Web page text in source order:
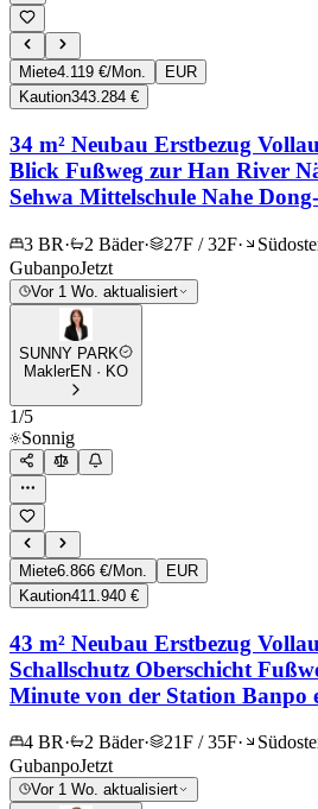
Miete4.119 €/Mon.
EUR
Kaution343.284 €
34 m² Neubau Erstbezug
Blick Fußweg zur Han River
Sehwa Mittelschule Nahe
3 BR· 2 Bäder· 27F / 32F·
GubanpoJetzt
Vor 1 Wo. aktualisiert
SUNNY PARK
MaklerEN · KO
1/5
Sonnig
Miete6.866 €/Mon.
EUR
Kaution411.940 €
43 m² Neubau Erstbezug
Schallschutz Oberschicht
Minute von der Station Banpo
4 BR· 2 Bäder· 21F / 35F·
GubanpoJetzt
Vor 1 Wo. aktualisiert